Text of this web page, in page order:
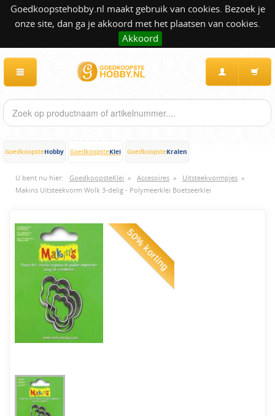
Goedkoopstehobby.nl maakt gebruik van cookies. Bezoek je
onze site, dan ga je akkoord met het plaatsen van cookies.
Akkoord
GoedkoopsteHobby GoedkoopsteKlei GoedkoopsteKralen
U bent nu hier: GoedkoopsteKlei » Accesoires » Uitsteekvormpjes »
Makins Uitsteekvorm Wolk 3-delig - Polymeerklei Boetseerklei
50% korting